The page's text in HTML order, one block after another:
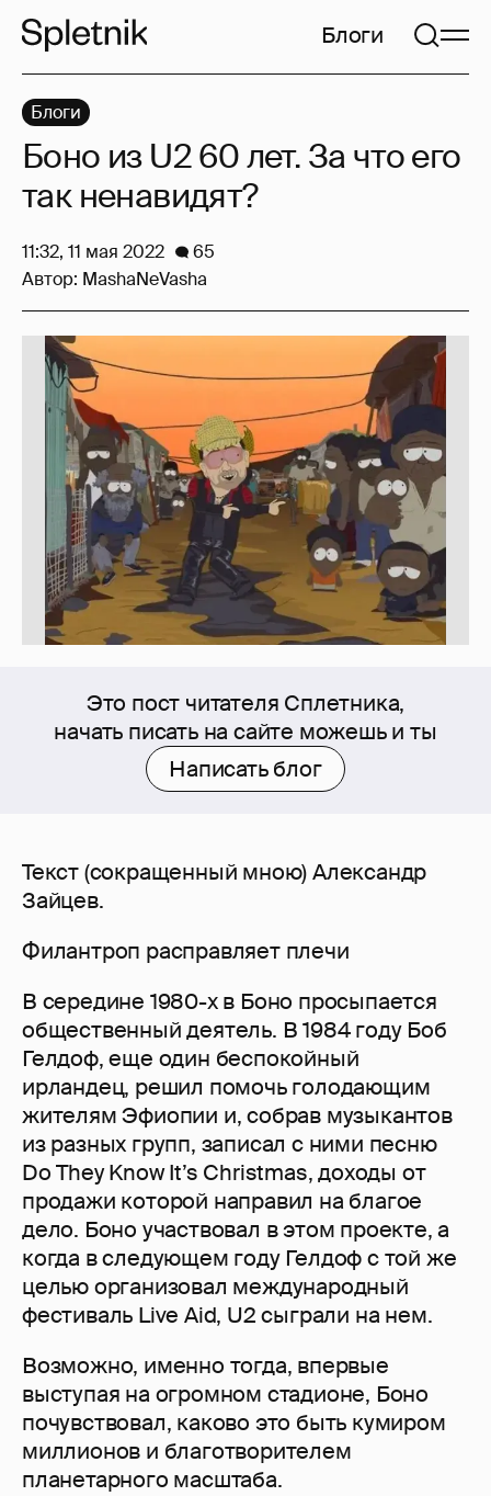
Блоги
Это пост читателя Сплетника,
начать писать на сайте можешь и ты
Написать блог
Текст (сокращенный мною) Александр
Зайцев.
Филантроп расправляет плечи
В середине 1980-х в Боно просыпается
общественный деятель. В 1984 году Боб
Гелдоф, еще один беспокойный
ирландец, решил помочь голодающим
жителям Эфиопии и, собрав музыкантов
из разных групп, записал с ними песню
Do They Know It’s Christmas, доходы от
продажи которой направил на благое
дело. Боно участвовал в этом проекте, а
когда в следующем году Гелдоф с той же
целью организовал международный
фестиваль Live Aid, U2 сыграли на нем.
Возможно, именно тогда, впервые
выступая на огромном стадионе, Боно
почувствовал, каково это быть кумиром
миллионов и благотворителем
планетарного масштаба.
Блоги
Боно из U2 60 лет. За что его
так ненавидят?
11:32, 11 мая 2022
65
Автор: MashaNeVasha